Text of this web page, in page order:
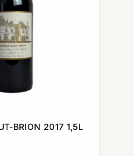
BRION 2017 1,5L